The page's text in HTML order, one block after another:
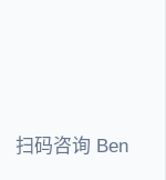
扫码咨询 Ben